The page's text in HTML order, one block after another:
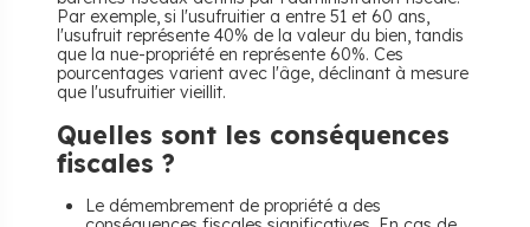
Par exemple, si l'usufruitier a entre 51 et 60 ans,
l'usufruit représente 40% de la valeur du bien, tandis
que la nue-propriété en représente 60%. Ces
pourcentages varient avec l'âge, déclinant à mesure
que l'usufruitier vieillit.
Quelles sont les conséquences
fiscales ?
Le démembrement de propriété a des